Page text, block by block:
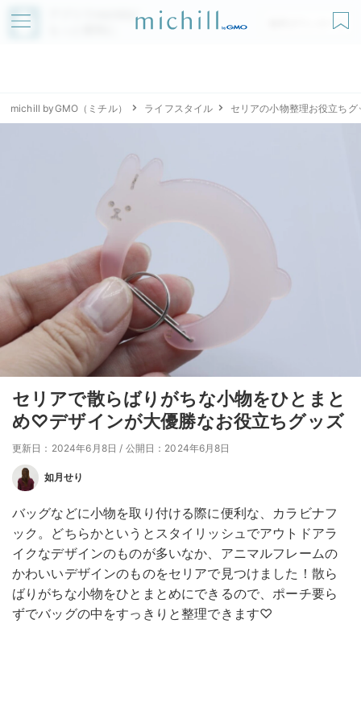
アプリでmichillが
無料ダウンロード
michill byGMO（ミチル） ライフスタイル セリアの小物整理お役立ちグ
セリアで散らばりがちな小物をひとまと
め♡デザインが大優勝なお役立ちグッズ
更新日：2024年6月8日 / 公開日：2024年6月8日
如月せり
バッグなどに小物を取り付ける際に便利な、カラビナフ
ック。どちらかというとスタイリッシュでアウトドアラ
イクなデザインのものが多いなか、アニマルフレームの
かわいいデザインのものをセリアで見つけました！散ら
ばりがちな小物をひとまとめにできるので、ポーチ要ら
ずでバッグの中をすっきりと整理できます♡